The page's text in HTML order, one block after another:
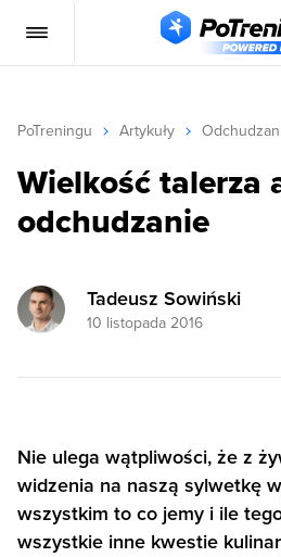
PoTreningu Artykuły
Wielkość talerza
odchudzanie
Tadeusz Sowiński
10 listopada 2016
Nie ulega wątpliwości, że z
widzenia na naszą sylwetkę
wszystkim to co jemy i ile
wszystkie inne kwestie